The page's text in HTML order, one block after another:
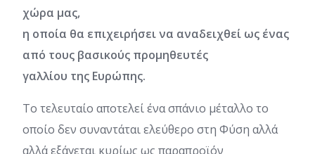
χώρα μας,
η οποία θα επιχειρήσει να αναδειχθεί ως ένας
από τους βασικούς προμηθευτές
γαλλίου της Ευρώπης.
Το τελευταίο αποτελεί ένα σπάνιο μέταλλο το
οποίο δεν συναντάται ελεύθερο στη Φύση αλλά
αλλά εξάγεται κυρίως ως παραπροϊόν